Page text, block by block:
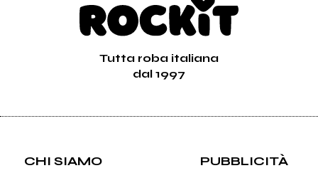
Tutta roba italiana
dal 1997
CHI SIAMO PUBBLICITÀ